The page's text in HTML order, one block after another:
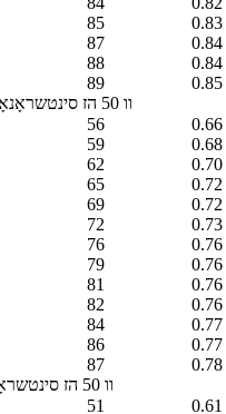
85
0.83
87
0.84
88
0.84
89
0.85
380 וו 50 הז סינטשראָנאָוס גיכקייַט 1000 ר / מין (6 פּאָלעס)
56
0.66
59
0.68
62
0.70
65
0.72
69
0.72
72
0.73
76
0.76
79
0.76
81
0.76
82
0.76
84
0.77
86
0.77
87
0.78
380 וו 50 הז סינטשראָנאָוס גיכקייַט 750 ר / מין (8 פּדעס)
51
0.61